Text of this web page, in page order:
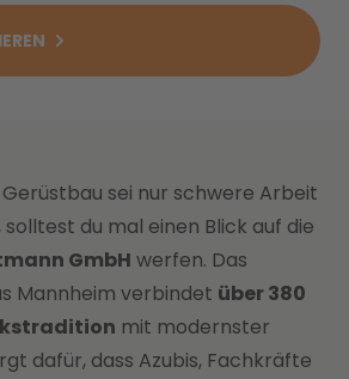
sei nur schwere Arbeit
du mal einen Blick auf die
GmbH werfen. Das
Mannheim verbindet über 380
mit modernster
dafür, dass Azubis, Fachkräfte